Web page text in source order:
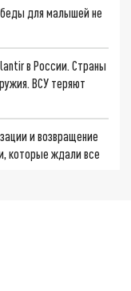
для малышей не
в России. Страны
ВСУ теряют
и возвращение
которые ждали все